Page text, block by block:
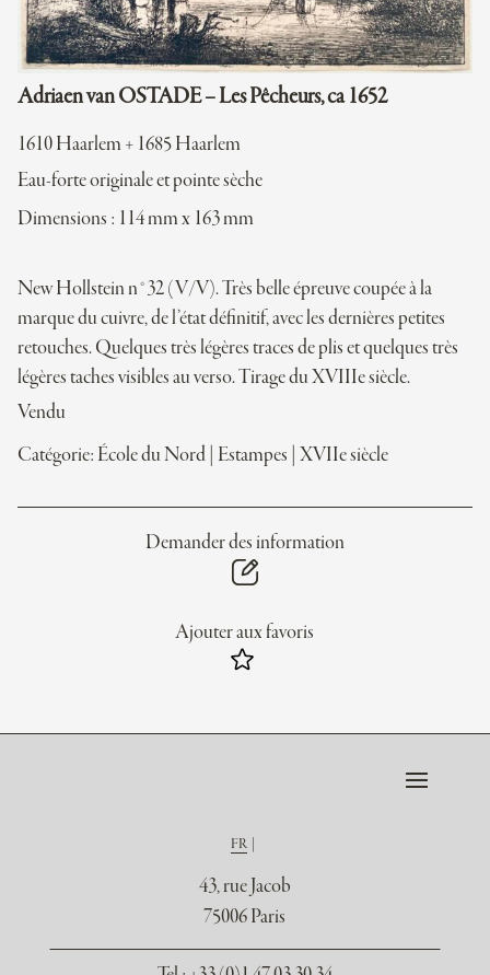
Adriaen van OSTADE – Les Pêcheurs, ca 1652
1610 Haarlem + 1685 Haarlem
Eau-forte originale et pointe sèche
Dimensions : 114 mm x 163 mm
New Hollstein n°32 (V/V). Très belle épreuve coupée à la
marque du cuivre, de l’état définitif, avec les dernières petites
retouches. Quelques très légères traces de plis et quelques très
légères taches visibles au verso. Tirage du XVIIIe siècle.
Vendu
Catégorie: École du Nord Estampes XVIIe siècle
Demander des information
Ajouter aux favoris
FR
43, rue Jacob
75006 Paris